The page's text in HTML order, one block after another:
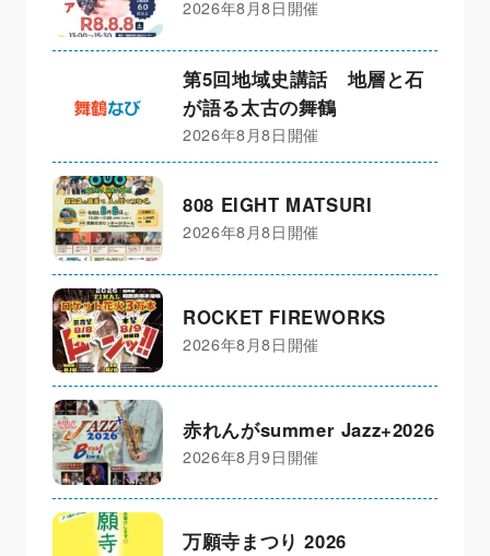
2026年8月8日開催
第5回地域史講話 地層と石
が語る太古の舞鶴
2026年8月8日開催
808 EIGHT MATSURI
2026年8月8日開催
ROCKET FIREWORKS
2026年8月8日開催
赤れんがsummer Jazz+2026
2026年8月9日開催
万願寺まつり 2026